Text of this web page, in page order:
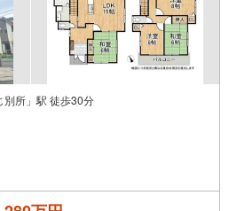
別所」駅 徒歩30分